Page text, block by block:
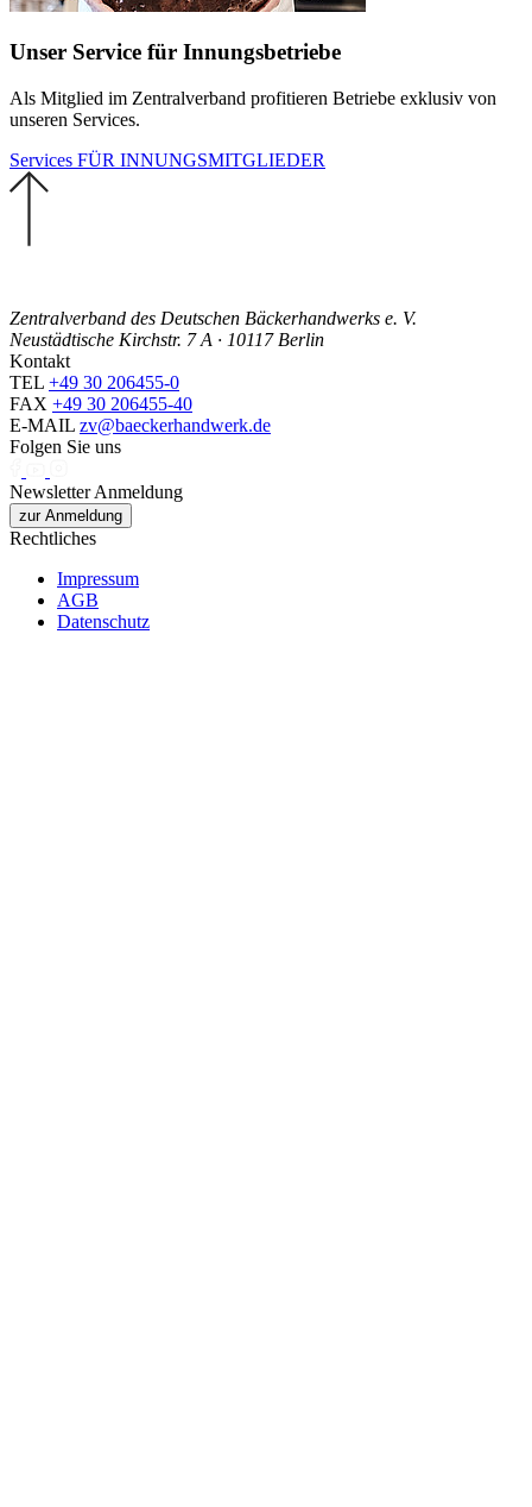
Unser Service für Innungsbetriebe
Als Mitglied im Zentralverband profitieren Betriebe exklusiv von
unseren Services.
Services FÜR INNUNGSMITGLIEDER
Zentralverband des Deutschen Bäckerhandwerks e. V.
Neustädtische Kirchstr. 7 A · 10117 Berlin
Kontakt
TEL +49 30 206455-0
FAX +49 30 206455-40
E-MAIL zv@baeckerhandwerk.de
Folgen Sie uns
Newsletter Anmeldung
zur Anmeldung
Rechtliches
Impressum
AGB
Datenschutz